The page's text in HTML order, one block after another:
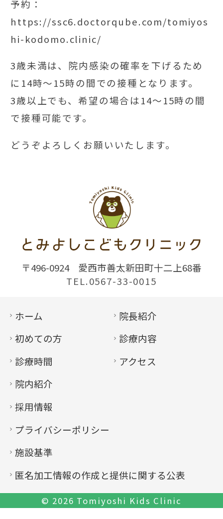
予約：
https://ssc6.doctorqube.com/tomiyos
hi-kodomo.clinic/
3歳未満は、院内感染の確率を下げるため
に14時～15時の間での接種となります。
3歳以上でも、希望の場合は14～15時の間
で接種可能です。
どうぞよろしくお願いいたします。
〒496-0924
愛西市善太新田町十二上68番
TEL.0567-33-0015
ホーム
院長紹介
初めての方
診療内容
診療時間
アクセス
院内紹介
採用情報
プライバシーポリシー
施設基準
匿名加工情報の作成と提供に関する公表
© 2026 Tomiyoshi Kids Clinic